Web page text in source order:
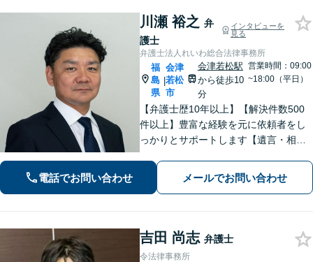
川瀬 裕之 弁
護士
インタビューを
見る
弁護士法人れいわ総合法律事務所
福
島
県
|
会津
若松
市
会津若松駅
から徒歩10
分
営業時間：09:00
~18:00（平日）
【弁護士歴10年以上】【解決件数500
件以上】豊富な経験を元に依頼者をし
っかりとサポートします【遺言・相
目指します【離婚・男女問題】離婚は
人それぞれ置かれた状況が異なるた
電話でお問い合わせ メールでお問い合わせ
吉田 尚志 弁護士
令法律事務所